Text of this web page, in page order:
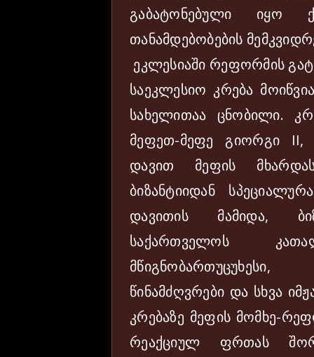
გაბატონებული იყო
თანამდებობების
ეკლესიაში რეფორმის
საეკლესიო კრება
სახელითაა ცნობილი.
მეფეთ-მეფე გიორგი II,
დავით მეფის
ბიზანტიიდან
დავითის მამიდა,
საქართველოს
წინამძღვრები და სხვა
კრებაზე მეფის მომხე-
რეაქციულ ფრთას